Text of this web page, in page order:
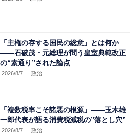
「主権の存する国民の総意」とは何か
――石破茂・元総理が問う皇室典範改正
の“素通り”された論点
2026/8/7 .政治
「複数税率こそ諸悪の根源」――玉木雄
一郎代表が語る消費税減税の”落とし穴”
2026/8/7 .政治